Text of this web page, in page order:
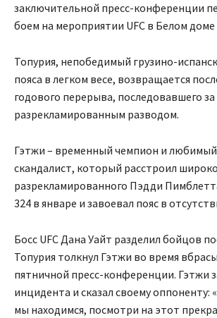
заключительной пресс-конференции
боем на мероприятии UFC в Белом
Топурия, непобедимый грузино-
пояса в легком весе, возвращается
годового перерыва, последовавшего
разрекламированным разводом.
Гэтжи – временный чемпион и
скандалист, который расстроил широко
разрекламированного Пэдди
324 в январе и завоевал пояс в
Босс UFC Дана Уайт разделил бойцов
Топурия толкнул Гэтжи во время
пятничной пресс-конференции. Гэтжи
инцидента и сказал своему оппоненту:
мы находимся, посмотри на этот